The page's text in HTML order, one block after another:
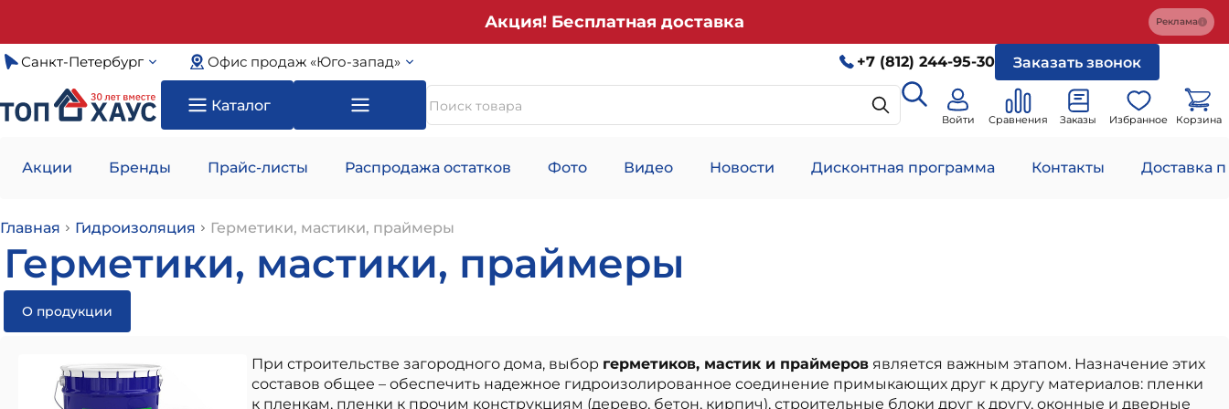
Акция! Бесплатная доставка Реклама
Санкт-Петербург Офис продаж «Юго-запад» +7 (812) 244-95-30 Заказать звонок
Каталог
Войти Сравнения Заказы Избранное Корзина
Акции Бренды Прайс-листы Распродажа остатков Фото Видео Новости Дисконтная программа Контакты Доставка
Главная Гидроизоляция Герметики, мастики, праймеры
Герметики, мастики, праймеры
О продукции
При строительстве загородного дома, выбор герметиков, мастик и праймеров является важным этапом. Назначение этих
составов общее – обеспечить надежное гидроизолированное соединение примыкающих друг к другу материалов: пленки
к пленкам, пленки к прочим конструкциям (дерево, бетон, кирпич), строительные блоки друг к другу, оконные и дверные